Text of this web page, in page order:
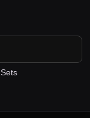
Sets